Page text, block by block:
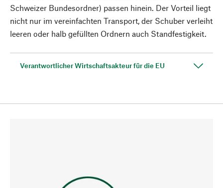
Schweizer Bundesordner) passen hinein. Der Vorteil liegt
nicht nur im vereinfachten Transport, der Schuber verleiht
leeren oder halb gefüllten Ordnern auch Standfestigkeit.
Verantwortlicher Wirtschaftsakteur für die EU